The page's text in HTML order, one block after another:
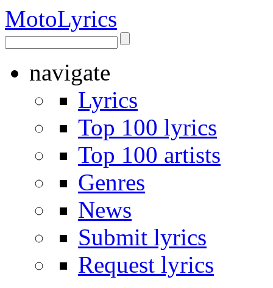
MotoLyrics
navigate
Lyrics
Top 100 lyrics
Top 100 artists
Genres
News
Submit lyrics
Request lyrics